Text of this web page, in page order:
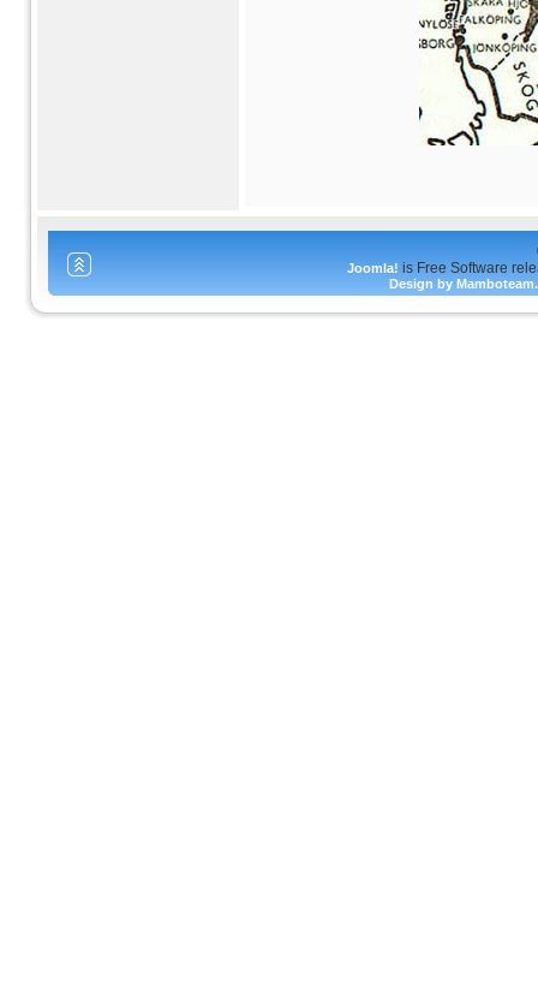
Joomla! is Free Software
Design by